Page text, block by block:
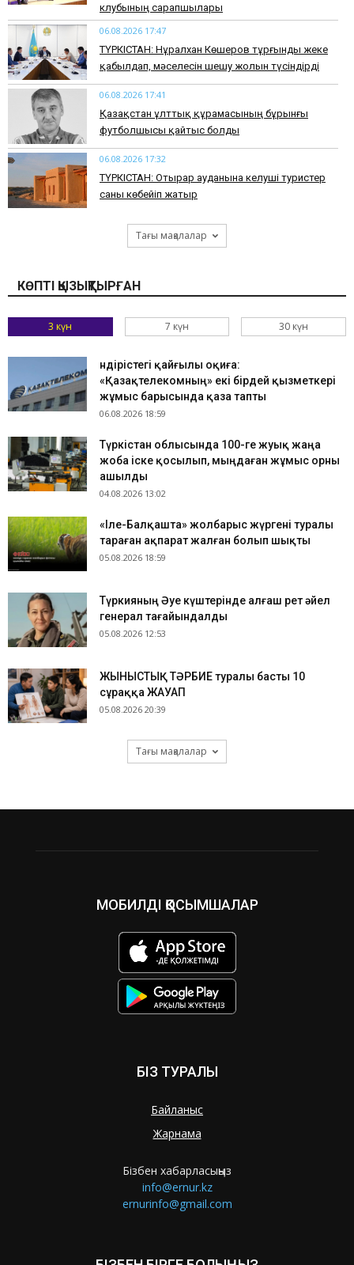
клубының сарапшылары
06.08.2026 17:47
ТҮРКІСТАН: Нұралхан Көшеров тұрғынды жеке
қабылдап, мәселесін шешу жолын түсіндірді
06.08.2026 17:41
Қазақстан ұлттық құрамасының бұрынғы
футболшысы қайтыс болды
06.08.2026 17:32
ТҮРКІСТАН: Отырар ауданына келуші туристер
саны көбейіп жатыр
Тағы мақалалар
КӨПТІ ҚЫЗЫҚТЫРҒАН
3 күн 7 күн 30 күн
Өндірістегі қайғылы оқиға:
«Қазақтелекомның» екі бірдей қызметкері
жұмыс барысында қаза тапты
06.08.2026 18:59
Түркістан облысында 100-ге жуық жаңа
жоба іске қосылып, мыңдаған жұмыс орны
ашылды
04.08.2026 13:02
«Іле-Балқашта» жолбарыс жүргені туралы
тараған ақпарат жалған болып шықты
05.08.2026 18:59
Түркияның Әуе күштерінде алғаш рет әйел
генерал тағайындалды
05.08.2026 12:53
ЖЫНЫСТЫҚ ТӘРБИЕ туралы басты 10
сұраққа ЖАУАП
05.08.2026 20:39
Тағы мақалалар
МОБИЛДІ ҚОСЫМШАЛАР
БІЗ ТУРАЛЫ
Байланыс
Жарнама
Бізбен хабарласыңыз
info@ernur.kz
ernurinfo@gmail.com